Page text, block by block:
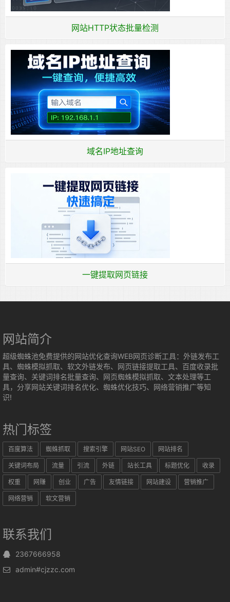
网站HTTP状态批量检测
域名IP地址查询
一键提取网页链接
网站简介
超级蜘蛛池免费提供的网站优化查询WEB网页诊断工具：外链发布工
具、蜘蛛模拟抓取、软文外链发布、网页链接提取工具、百度收录批
量查询、关键词排名批量查询、网页蜘蛛模拟抓取、文本处理等工
具，分享网站关键词排名优化、蜘蛛优化技巧、网络营销推广等知
识!
热门标签
百度算法 蜘蛛抓取 搜索引擎 网站SEO 网站排名
关键词布局 流量 引流 外链 站长工具 标题优化 收录
权重 网赚 创业 广告 友情链接 网站建设 营销推广
网络营销 软文营销
联系我们
2367666958
admin#cjzzc.com